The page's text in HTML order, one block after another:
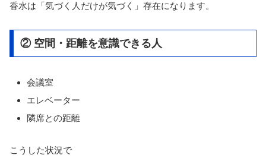
香水は「気づく人だけが気づく」存在になります。
② 空間・距離を意識できる人
会議室
エレベーター
隣席との距離
こうした状況で